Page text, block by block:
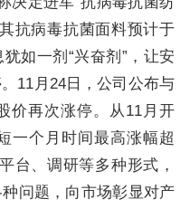
抗病毒抗菌面料预计于
如一剂“兴奋剂”，让安
11月24日，公司公布与
价再次涨停。从11月开
一个月时间最高涨幅超
台、调研等多种形式，
问题，向市场彰显对产